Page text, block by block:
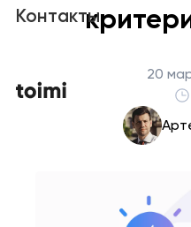
Контакты
20